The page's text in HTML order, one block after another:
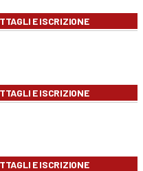
E ISCRIZIONE
E ISCRIZIONE
E ISCRIZIONE